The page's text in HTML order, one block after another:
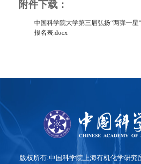
附件下载：
中国科学院大学第三届弘扬“两弹一星
报名表.docx
版权所有:中国科学院上海有机化学研究